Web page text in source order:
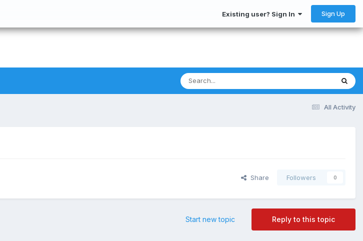
Existing user? Sign In Sign Up
All Activity
Share Followers 0
Reply to this topic
Start new topic